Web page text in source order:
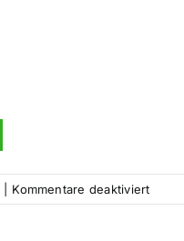
Kommentare deaktiviertfür
Most